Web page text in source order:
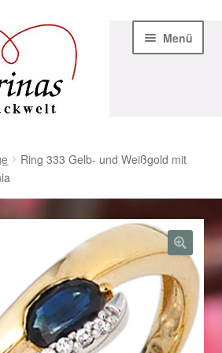
Menü
2023
2024
Ring 333 Gelb- und Weißgold mit